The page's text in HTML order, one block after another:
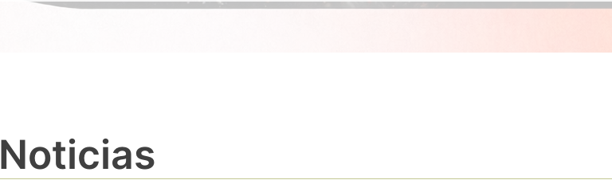
Noticias